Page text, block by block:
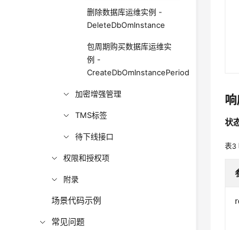
删除数据库运维实例 -
DeleteDbOmInstance
包周期购买数据库运维实
例 -
CreateDbOmInstancePeriod
加密增强管理
TMS标签
待下线接口
权限和授权项
附录
场景代码示例
常见问题
状
表3